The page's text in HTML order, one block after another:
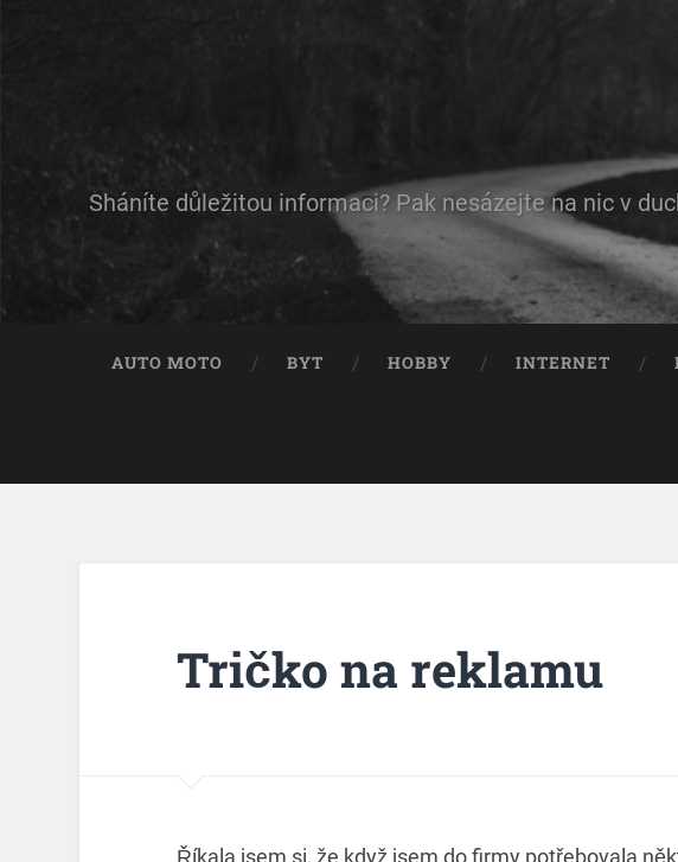
Sháníte důležitou informaci? Pak nesázejte na nic v
AUTO MOTO BYT HOBBY INTERNET
Tričko na reklamu
Říkala jsem si, že když jsem do firmy potřebovala